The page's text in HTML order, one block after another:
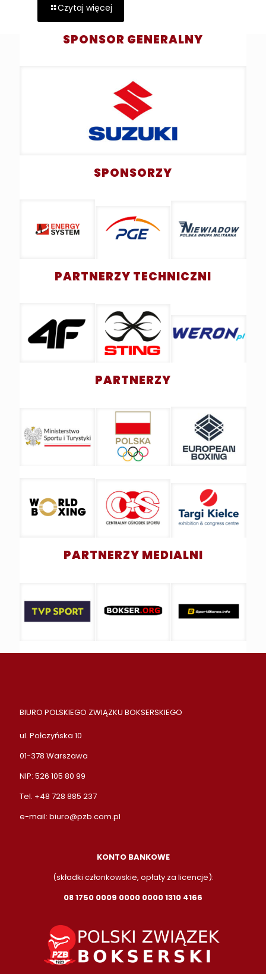
Czytaj więcej
SPONSOR GENERALNY
SPONSORZY
PARTNERZY TECHNICZNI
PARTNERZY
PARTNERZY MEDIALNI
BIURO POLSKIEGO ZWIĄZKU BOKSERSKIEGO
ul. Połczyńska 10
01-378 Warszawa
NIP: 526 105 80 99
Tel. +48 728 885 237
e-mail: biuro@pzb.com.pl
KONTO BANKOWE
(składki członkowskie, opłaty za licencje):
08 1750 0009 0000 0000 1310 4166